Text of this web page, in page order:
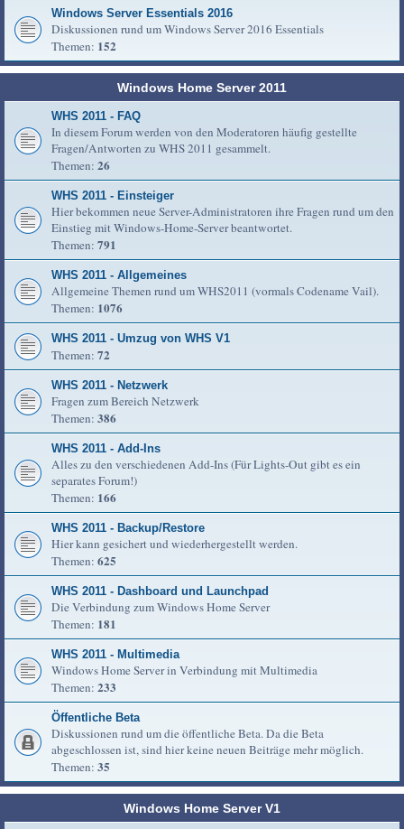
Windows Server Essentials 2016
Diskussionen rund um Windows Server 2016 Essentials
Themen: 152
Windows Home Server 2011
WHS 2011 - FAQ
In diesem Forum werden von den Moderatoren häufig gestellte
Fragen/Antworten zu WHS 2011 gesammelt.
Themen: 26
WHS 2011 - Einsteiger
Hier bekommen neue Server-Administratoren ihre Fragen rund um den
Einstieg mit Windows-Home-Server beantwortet.
Themen: 791
WHS 2011 - Allgemeines
Allgemeine Themen rund um WHS2011 (vormals Codename Vail).
Themen: 1076
WHS 2011 - Umzug von WHS V1
Themen: 72
WHS 2011 - Netzwerk
Fragen zum Bereich Netzwerk
Themen: 386
WHS 2011 - Add-Ins
Alles zu den verschiedenen Add-Ins (Für Lights-Out gibt es ein
separates Forum!)
Themen: 166
WHS 2011 - Backup/Restore
Hier kann gesichert und wiederhergestellt werden.
Themen: 625
WHS 2011 - Dashboard und Launchpad
Die Verbindung zum Windows Home Server
Themen: 181
WHS 2011 - Multimedia
Windows Home Server in Verbindung mit Multimedia
Themen: 233
Öffentliche Beta
Diskussionen rund um die öffentliche Beta. Da die Beta
abgeschlossen ist, sind hier keine neuen Beiträge mehr möglich.
Themen: 35
Windows Home Server V1